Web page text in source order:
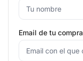
Email de tu compra